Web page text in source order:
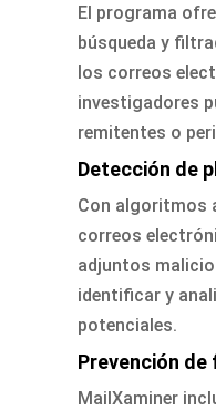
El programa
búsqueda y
los correos
investigadores
remitentes o
Detección de
Con algoritmos
correos
adjuntos
identificar y
potenciales.
Prevención
MailXaminer